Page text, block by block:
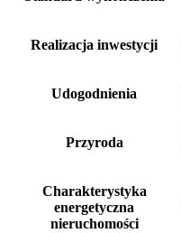
Realizacja inwestycji
Udogodnienia
Przyroda
Charakterystyka
energetyczna
nieruchomości